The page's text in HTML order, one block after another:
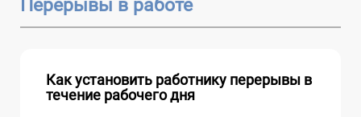
Перерывы в работе
Как установить работнику перерывы в
течение рабочего дня